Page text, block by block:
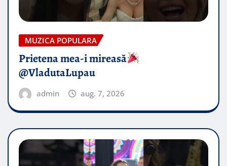
MUZICA POPULARA
Prietena mea-i mireasă​
@VladutaLupau
admin aug. 7, 2026